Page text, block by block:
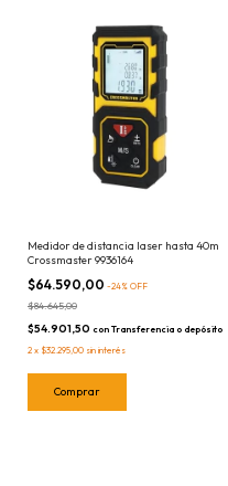
Medidor de distancia laser hasta 40m
Crossmaster 9936164
$64.590,00 -24% OFF
$84.645,00
$54.901,50 con Transferencia o depósito
2 x $32.295,00 sin interés